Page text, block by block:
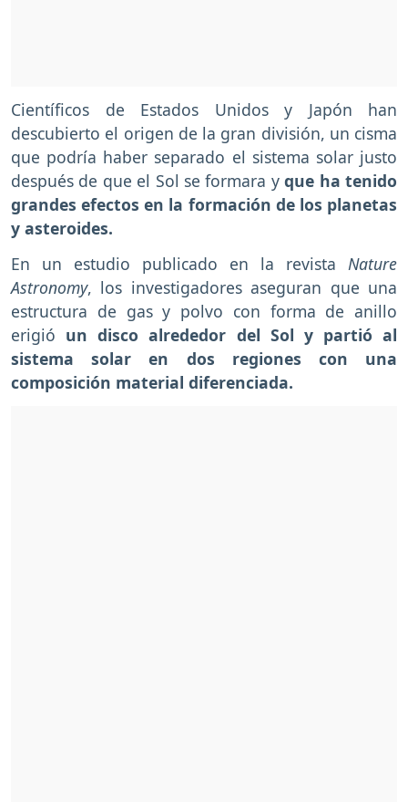
Científicos de Estados Unidos y Japón han
descubierto el origen de la gran división, un cisma
que podría haber separado el sistema solar justo
después de que el Sol se formara yque ha tenido
grandes efectos en la formación de los planetas
y asteroides.
En un estudio publicado en la revista Nature
Astronomy, los investigadores aseguran que una
estructura de gas y polvo con forma de anillo
erigió un disco alrededor del Sol y partió al
sistema solar en dos regiones con una
composición material diferenciada.